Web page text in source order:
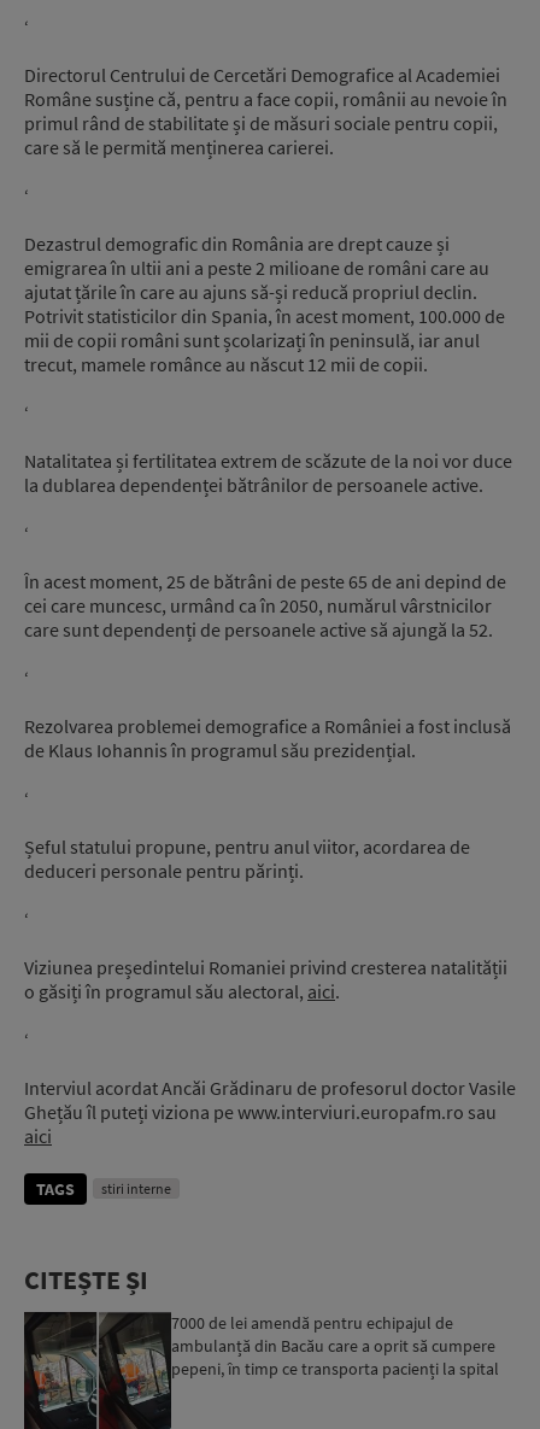
‘
Directorul Centrului de Cercetări Demografice al Academiei
Române susține că, pentru a face copii, românii au nevoie în
primul rând de stabilitate și de măsuri sociale pentru copii,
care să le permită menținerea carierei.
‘
Dezastrul demografic din România are drept cauze și
emigrarea în ultii ani a peste 2 milioane de români care au
ajutat țările în care au ajuns să-și reducă propriul declin.
Potrivit statisticilor din Spania, în acest moment, 100.000 de
mii de copii români sunt școlarizați în peninsulă, iar anul
trecut, mamele românce au născut 12 mii de copii.
‘
Natalitatea și fertilitatea extrem de scăzute de la noi vor duce
la dublarea dependenței bătrânilor de persoanele active.
‘
În acest moment, 25 de bătrâni de peste 65 de ani depind de
cei care muncesc, urmând ca în 2050, numărul vârstnicilor
care sunt dependenți de persoanele active să ajungă la 52.
‘
Rezolvarea problemei demografice a României a fost inclusă
de Klaus Iohannis în programul său prezidențial.
‘
Șeful statului propune, pentru anul viitor, acordarea de
deduceri personale pentru părinți.
‘
Viziunea președintelui Romaniei privind cresterea natalității
o găsiți în programul său alectoral, aici.
‘
Interviul acordat Ancăi Grădinaru de profesorul doctor Vasile
Ghețău îl puteți viziona pe www.interviuri.europafm.ro sau
aici
TAGS stiri interne
CITEȘTE ȘI
7000 de lei amendă pentru echipajul de
ambulanță din Bacău care a oprit să cumpere
pepeni, în timp ce transporta pacienți la spital